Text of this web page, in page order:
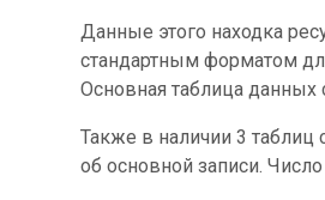
Данные этого находка
стандартным форматом
Основная таблица данных
Также в наличии 3
об основной записи.